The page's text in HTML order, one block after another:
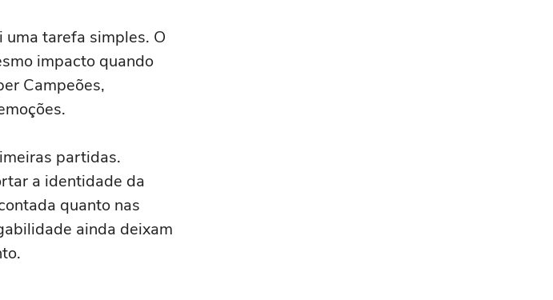
tarefa simples. O
impacto quando
Campeões,
partidas.
a identidade da
quanto nas
ainda deixam